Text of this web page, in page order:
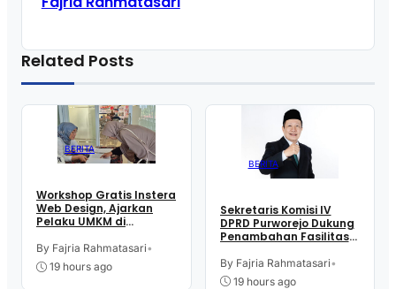
Related Posts
BERITA
Workshop Gratis Instera
Web Design, Ajarkan
Pelaku UMKM di
Teknologi Digital buat
Jualan
By Fajria Rahmatasari•
19 hours ago
BERITA
Sekretaris Komisi IV
DPRD Purworejo Dukung
Penambahan Fasilitas
Tjitrowardojo
By Fajria Rahmatasari•
19 hours ago